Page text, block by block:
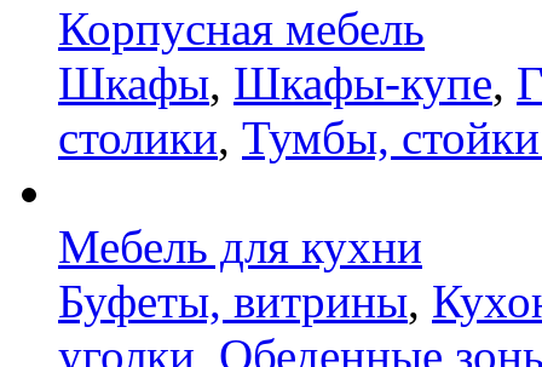
Корпусная мебель
Шкафы, Шкафы-купе,
столики, Тумбы,
Мебель для кухни
Буфеты, витрины,
уголки Обеденные